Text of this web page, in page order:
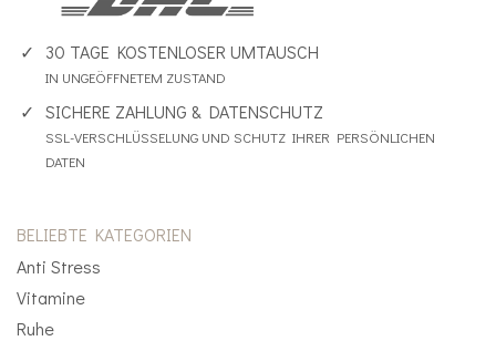
30 TAGE KOSTENLOSER UMTAUSCH
IN UNGEÖFFNETEM ZUSTAND
SICHERE ZAHLUNG & DATENSCHUTZ
SSL-VERSCHLÜSSELUNG UND SCHUTZ IHRER PERSÖNLICHEN
DATEN
BELIEBTE KATEGORIEN
Anti Stress
Vitamine
Ruhe